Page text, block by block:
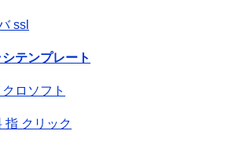
ssl
テンプレート
ロソフト
指 クリック